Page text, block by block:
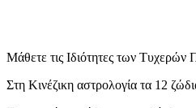
Μάθετε τις Ιδιότητες των
Στη Κινέζικη αστρολογία τα 12